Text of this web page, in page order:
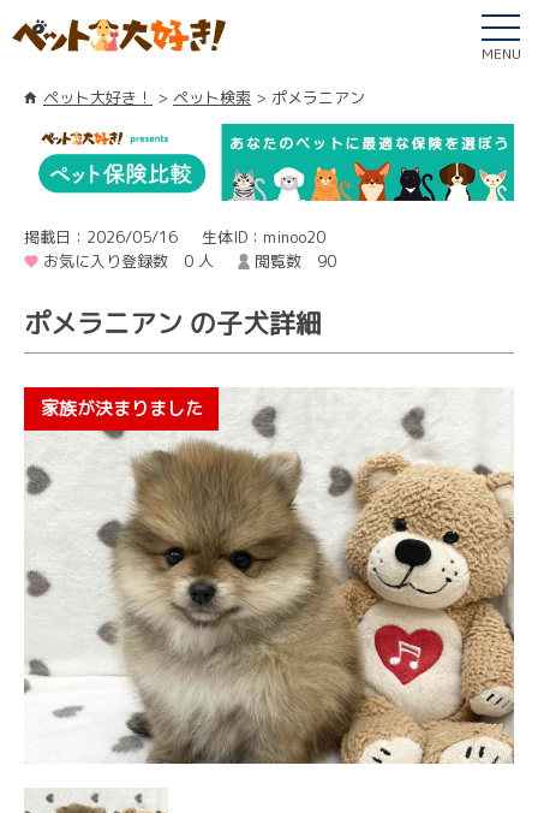
MENU
ペット大好き！ ペット検索 ポメラニアン
掲載日：2026/05/16
生体ID：minoo20
お気に入り登録数 0 人
閲覧数 90
ポメラニアン の子犬詳細